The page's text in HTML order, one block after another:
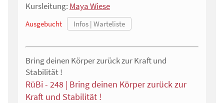
Kursleitung: Maya Wiese
Ausgebucht
Bring deinen Körper zurück zur Kraft und
Stabilität !
RüBi - 248 | Bring deinen Körper zurück zur
Kraft und Stabilität !